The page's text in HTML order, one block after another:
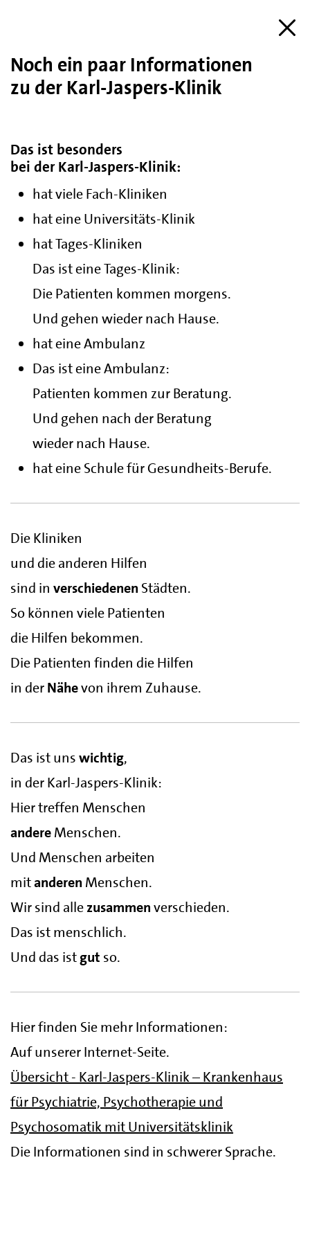
Noch ein paar Informationen
zu der Karl-Jaspers-Klinik
Das ist besonders
bei der Karl-Jaspers-Klinik:
hat viele Fach-Kliniken
hat eine Universitäts-Klinik
hat Tages-Kliniken
Das ist eine Tages-Klinik:
Die Patienten kommen morgens.
Und gehen wieder nach Hause.
hat eine Ambulanz
Das ist eine Ambulanz:
Patienten kommen zur Beratung.
Und gehen nach der Beratung
wieder nach Hause.
hat eine Schule für Gesundheits-Berufe.
Die Kliniken
und die anderen Hilfen
sind in verschiedenen Städten.
So können viele Patienten
die Hilfen bekommen.
Die Patienten finden die Hilfen
in derNähevon ihrem Zuhause.
Das ist unswichtig,
in der Karl-Jaspers-Klinik:
Hier treffen Menschen
andereMenschen.
Und Menschen arbeiten
mitanderen Menschen.
Wir sind allezusammenverschieden.
Das ist menschlich.
Und das istgut so.
Hier finden Sie mehr Informationen:
Auf unserer Internet-Seite.
Übersicht - Karl-Jaspers-Klinik – Krankenhaus
für Psychiatrie, Psychotherapie und
Psychosomatik mit Universitätsklinik
Die Informationen sind in schwerer Sprache.